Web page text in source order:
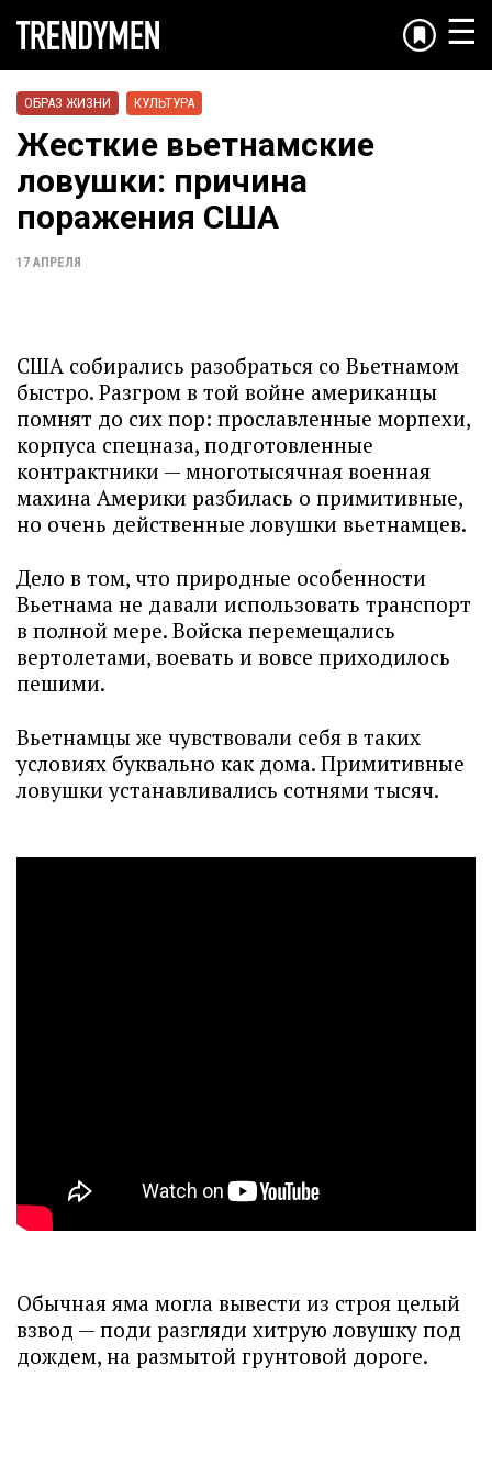
☰
ОБРАЗ ЖИЗНИ КУЛЬТУРА
Жесткие вьетнамские
ловушки: причина
поражения США
17 АПРЕЛЯ
США собирались разобраться со Вьетнамом
быстро. Разгром в той войне американцы
помнят до сих пор: прославленные морпехи,
корпуса спецназа, подготовленные
контрактники — многотысячная военная
махина Америки разбилась о примитивные,
но очень действенные ловушки вьетнамцев.
Дело в том, что природные особенности
Вьетнама не давали использовать транспорт
в полной мере. Войска перемещались
вертолетами, воевать и вовсе приходилось
пешими.
Вьетнамцы же чувствовали себя в таких
условиях буквально как дома. Примитивные
ловушки устанавливались сотнями тысяч.
Обычная яма могла вывести из строя целый
взвод — поди разгляди хитрую ловушку под
дождем, на размытой грунтовой дороге.